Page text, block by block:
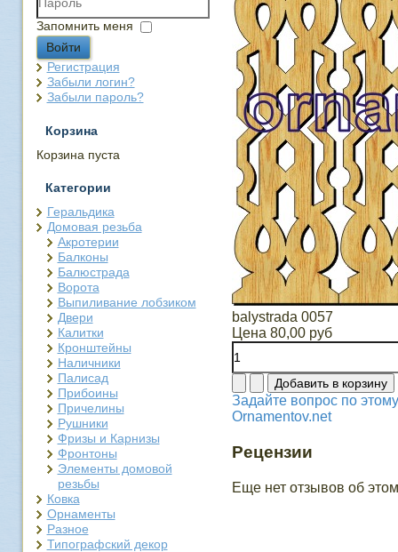
Запомнить меня
Войти
Регистрация
Забыли логин?
Забыли пароль?
Корзина
Корзина пуста
Категории
Геральдика
Домовая резьба
Акротерии
Балконы
Балюстрада
Ворота
Выпиливание лобзиком
Двери
Калитки
Кронштейны
Наличники
Палисад
Прибоины
Причелины
Рушники
Фризы и Карнизы
Фронтоны
Элементы домовой
резьбы
Ковка
Орнаменты
Разное
Типографский декор
balystrada 0057
Цена 80,00 руб
Задайте вопрос по
Ornamentov.net
Рецензии
Еще нет отзывов об